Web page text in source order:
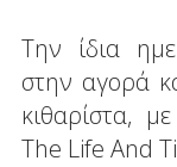
Την ίδια
στην αγορά
κιθαρίστα,
The Life And